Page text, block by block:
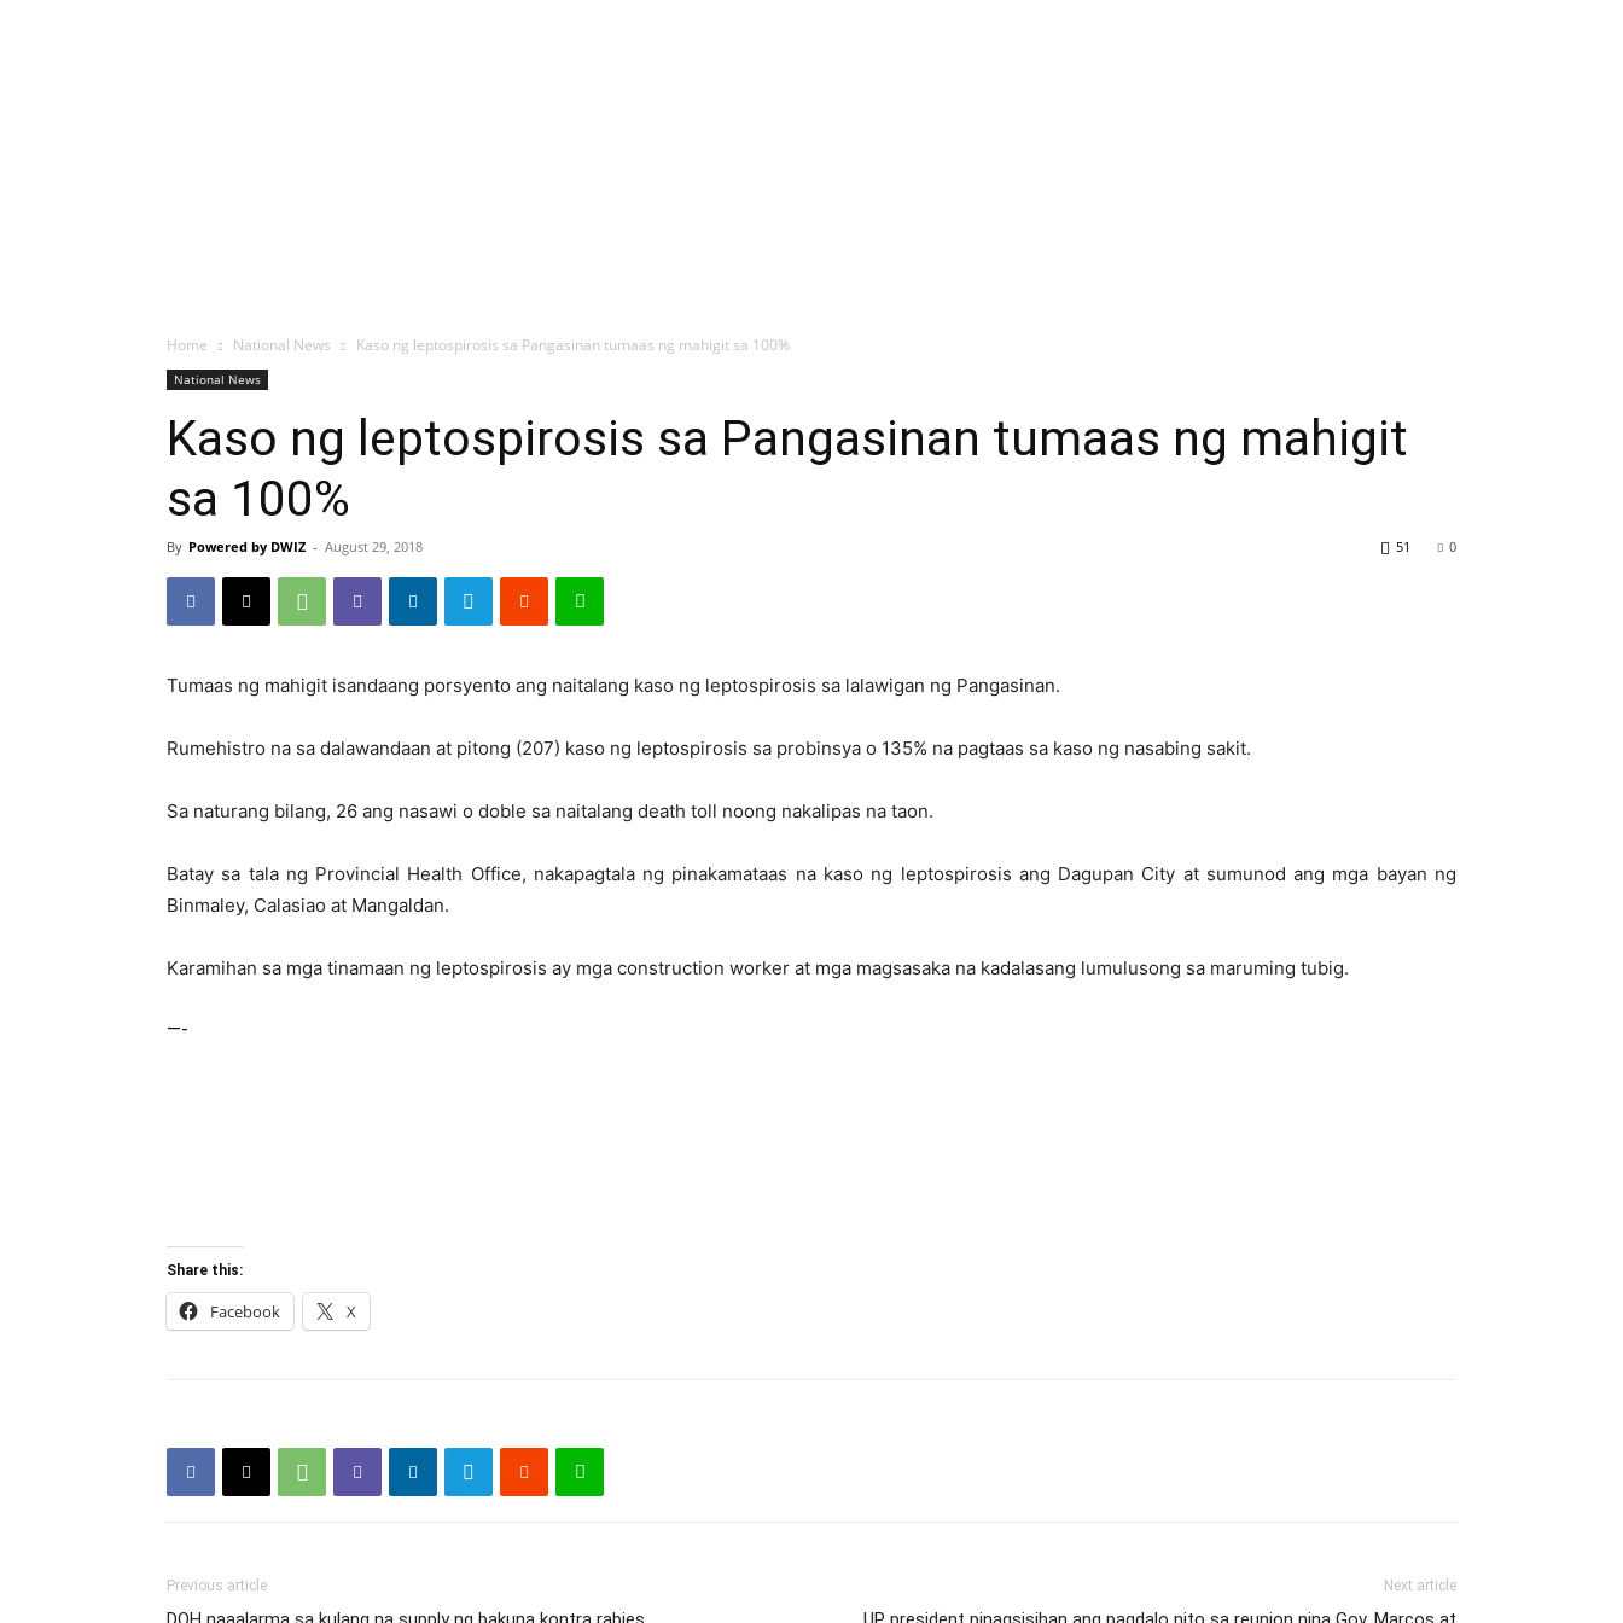
Home National News Kaso ng leptospirosis sa Pangasinan tumaas ng mahigit sa 100%
National News
Kaso ng leptospirosis sa Pangasinan tumaas ng mahigit
sa 100%
By Powered by DWIZ - August 29, 2018 0
51
Tumaas ng mahigit isandaang porsyento ang naitalang kaso ng leptospirosis sa lalawigan ng Pangasinan.
Rumehistro na sa dalawandaan at pitong (207) kaso ng leptospirosis sa probinsya o 135% na pagtaas sa kaso ng nasabing sakit.
Sa naturang bilang, 26 ang nasawi o doble sa naitalang death toll noong nakalipas na taon.
Batay sa tala ng Provincial Health Office, nakapagtala ng pinakamataas na kaso ng leptospirosis ang Dagupan City at sumunod ang mga bayan ng
Binmaley, Calasiao at Mangaldan.
Karamihan sa mga tinamaan ng leptospirosis ay mga construction worker at mga magsasaka na kadalasang lumulusong sa maruming tubig.
—-
Share this:
Facebook X
Previous article Next article